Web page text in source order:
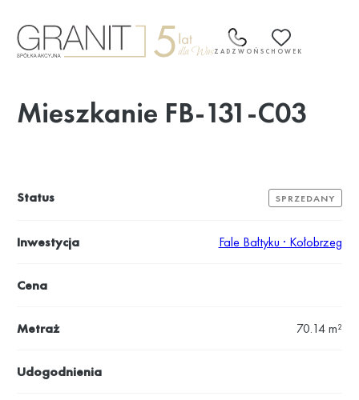
do
treści
ZADZWOŃ SCHOWEK
Mieszkanie FB-131-C03
Status SPRZEDANY
Inwestycja Fale Bałtyku · Kołobrzeg
Cena
Metraż 70.14 m²
Udogodnienia